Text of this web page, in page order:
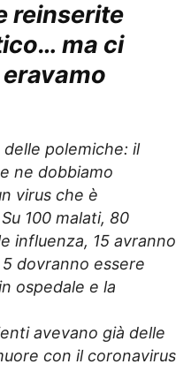
reinserite
ma ci
polemiche: il
ne dobbiamo
virus che è
100 malati, 80
influenza, 15 avranno
dovranno essere
ospedale e la
avevano già delle
con il coronavirus